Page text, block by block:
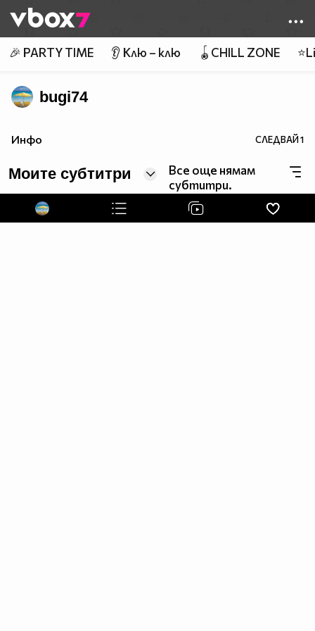
👾
🎉 PARTY TIME 👂 Клю – клю 🪀CHILL ZONE
bugi74
Инфо СЛЕДВАЙ1
Моите субтитри
Все още нямам
субтитри.